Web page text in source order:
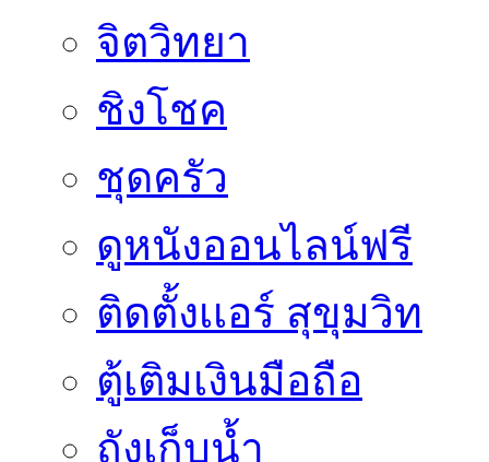
จิตวิทยา
ชิงโชค
ชุดครัว
ดูหนังออนไลน์ฟรี
ติดตั้งเเอร์ สุขุมวิท
ตู้เติมเงินมือถือ
ถังเก็บน้ำ